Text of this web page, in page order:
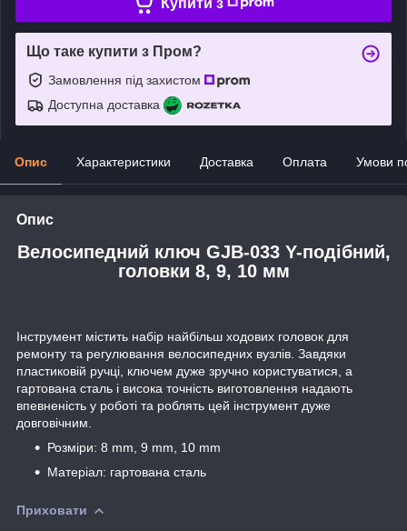
Що таке купити з Пром?
Замовлення під захистом
Доступна доставка
Опис Характеристики Доставка Оплата Умови
Опис
Велосипедний ключ GJB-033 Y-подібний,
головки 8, 9, 10 мм
Інструмент містить набір найбільш ходових головок для
ремонту та регулювання велосипедних вузлів. Завдяки
пластиковій ручці, ключем дуже зручно користуватися, а
гартована сталь і висока точність виготовлення надають
впевненість у роботі та роблять цей інструмент дуже
довговічним.
Розміри: 8 mm, 9 mm, 10 mm
Матеріал: гартована сталь
Приховати